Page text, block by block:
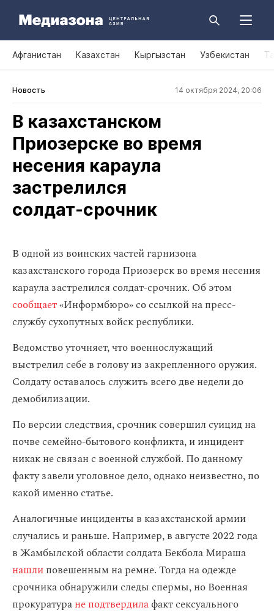
Афганистан Казахстан Кыргызстан Узбекистан
Новость 14 октября 2024, 20:06
В казахстанском
Приозерске во время
несения караула
застрелился
солдат‑срочник
В одной из воинских частей гарнизона
казахстанского города Приозерск во время несения
караула застрелился солдат-срочник. Об этом
сообщает«Информбюро» со ссылкой на пресс-
службу сухопутных войск республики.
Ведомство уточняет, что военнослужащий
выстрелил себе в голову из закрепленного оружия.
Солдату оставалось служить всего две недели до
демобилизации.
По версии следствия, срочник совершил суицид на
почве семейно-бытового конфликта, и инцидент
никак не связан с военной службой. По данному
факту завели уголовное дело, однако неизвестно, по
какой именно статье.
Аналогичные инциденты в казахстанской армии
случались и раньше. Например, в августе 2022 года
в Жамбылской области солдата Бекбола Мираша
нашлиповешенным на ремне. Тогда на одежде
срочника обнаружили следы спермы, но Военная
прокуратуране подтвердилафакт сексуального